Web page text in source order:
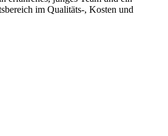
im Qualitäts-, Kosten und